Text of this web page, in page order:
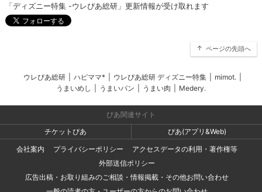
「ディズニー特集 -ウレぴあ総研」更新情報が受け取れます
ページの先頭へ
ウレぴあ総研 ハピママ* ウレぴあ総研 ディズニー特集 mimot.
うまいめし
うまいパン うまい肉 Medery.
ぴあ関連サイト
チケットぴあ
ぴあ(アプリ&Web)
会社案内
プライバシーポリシー
アクセスデータの利用・著作権等
外部送信ポリシー
広告出稿・お取り組みのご相談・情報掲載・その他お問い合わせ